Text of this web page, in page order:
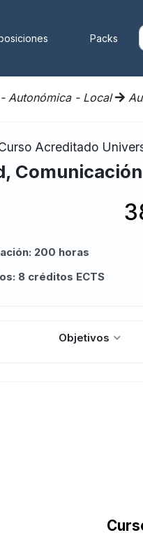
Packs
Autonómica - Local
Acreditado
200 horas
8 créditos ECTS
Objetivos